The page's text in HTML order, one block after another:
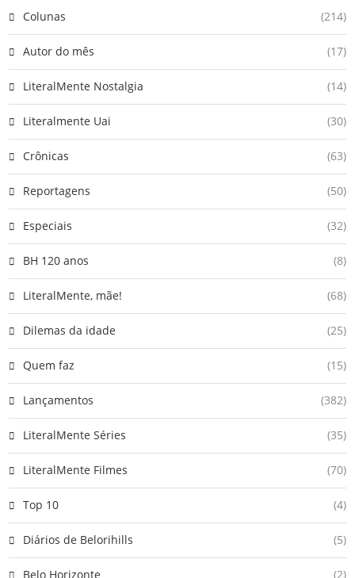
Colunas (214)
Autor do mês (17)
LiteralMente Nostalgia (14)
Literalmente Uai (30)
Crônicas (63)
Reportagens (50)
Especiais (32)
BH 120 anos (8)
LiteralMente, mãe! (68)
Dilemas da idade (25)
Quem faz (15)
Lançamentos (382)
LiteralMente Séries (35)
LiteralMente Filmes (70)
Top 10 (4)
Diários de Belorihills (5)
Belo Horizonte (2)